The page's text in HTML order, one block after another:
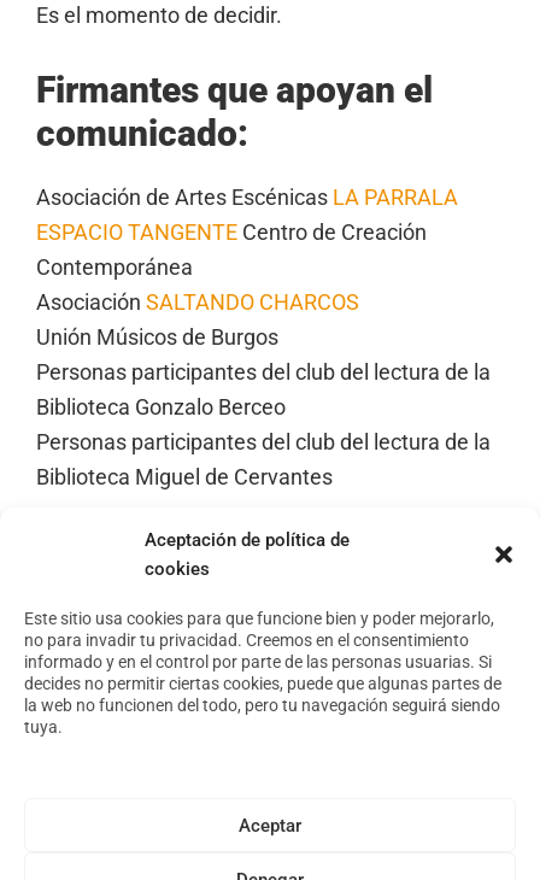
Aceptación de política de
cookies
Este sitio usa cookies para que funcione bien y poder mejorarlo,
no para invadir tu privacidad. Creemos en el consentimiento
informado y en el control por parte de las personas usuarias. Si
decides no permitir ciertas cookies, puede que algunas partes de
la web no funcionen del todo, pero tu navegación seguirá siendo
tuya.
Aceptar
Es el momento de decidir.
Firmantes que apoyan el
comunicado:
Asociación de Artes Escénicas LA PARRALA
ESPACIO TANGENTE Centro de Creación
Contemporánea
Asociación SALTANDO CHARCOS
Unión Músicos de Burgos
Personas participantes del club del lectura de la
Biblioteca Gonzalo Berceo
Personas participantes del club del lectura de la
Biblioteca Miguel de Cervantes
Política de privacidad
Política de cookies
Conoce nuestro espacio